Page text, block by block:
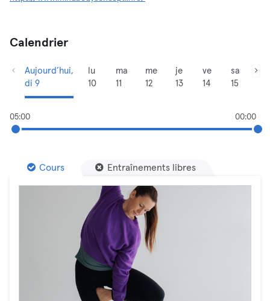
Calendrier
Aujourd’hui,
di 9
lu
10
ma
11
me
12
je
13
ve
14
sa
15
05:00 00:00
Cours Entraînements libres